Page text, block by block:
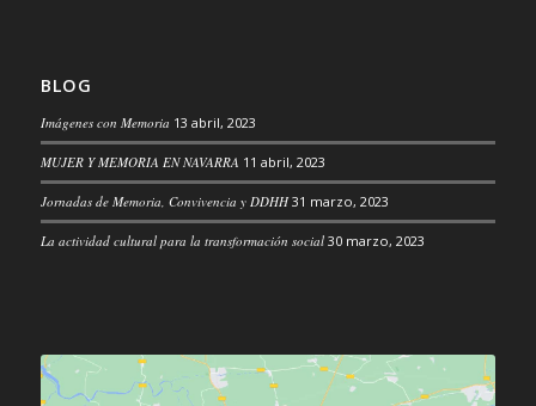
BLOG
Imágenes con Memoria 13 abril, 2023
MUJER Y MEMORIA EN NAVARRA 11 abril, 2023
Jornadas de Memoria, Convivencia y DDHH 31 marzo, 2023
La actividad cultural para la transformación social 30 marzo, 2023